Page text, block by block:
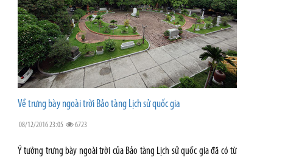
Về trưng bày ngoài trời Bảo tàng Lịch sử quốc gia
08/12/2016 23:05 6723
Ý tưởng trưng bày ngoài trời của Bảo tàng Lịch sử quốc gia đã có từ